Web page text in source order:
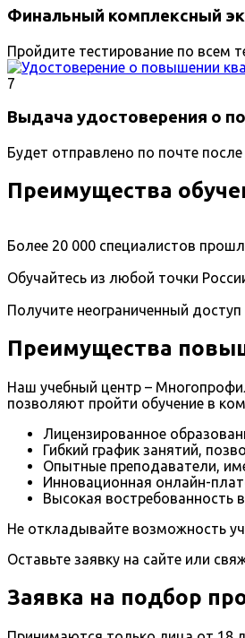
Финальный комплексный
Пройдите тестирование по всем
7
Выдача удостоверения о
Будет отправлено по почте
Преимущества
Более 20 000 специалистов
Обучайтесь из любой точки
Получите неограниченный
Преимущества
Наш учебный центр –
позволяют пройти обучение в
Лицензированное
Гибкий график занятий,
Опытные преподаватели,
Инновационная онлайн-
Высокая востребованность
Не откладывайте возможность
Оставьте заявку на сайте или
Заявка на подбор